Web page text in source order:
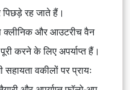
रह जाते हैं।
क्लीनिक और आउटरीच वैन
करने के लिए अपर्याप्त हैं।
सहायता वकीलों पर प्रायः